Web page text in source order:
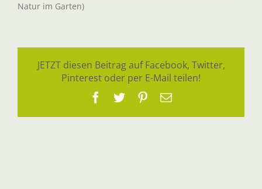
Natur im Garten)
JETZT diesen Beitrag auf Facebook, Twitter,
Pinterest oder per E-Mail teilen!
Facebook
TwitterPinterest
E-